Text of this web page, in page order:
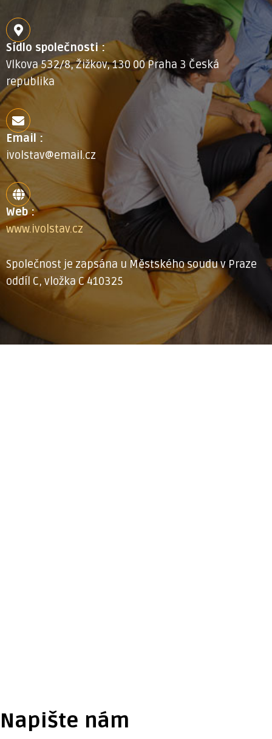
Sídlo společnosti :
Vlkova 532/8, Žižkov, 130 00 Praha 3 Česká
republika
Email :
ivolstav@email.cz
Web :
www.ivolstav.cz
Společnost je zapsána u Městského soudu v Praze
oddíl C, vložka C 410325
Napište nám